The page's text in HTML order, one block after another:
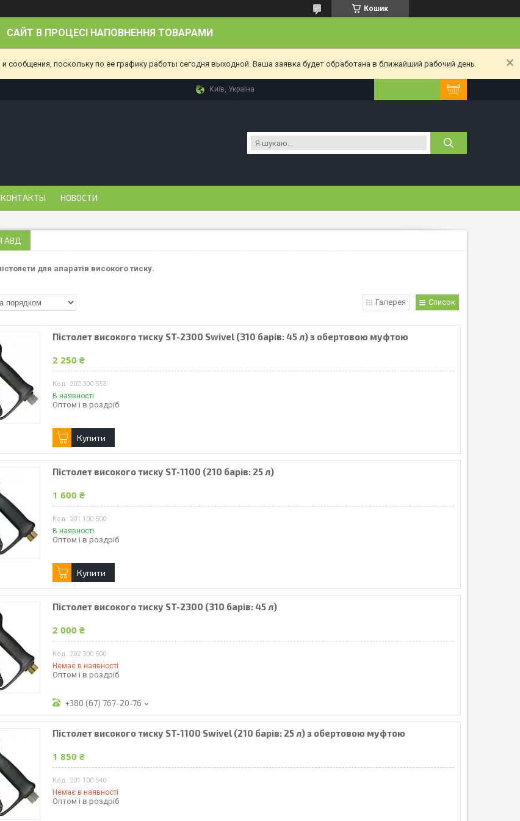
Кошик
САЙТ В ПРОЦЕСІ НАПОВНЕННЯ ТОВАРАМИ
поскольку по ее графику работы сегодня выходной. Ваша заявка будет обработана в ближайший рабочий день.
Київ, Україна
КОНТАКТЫ НОВОСТИ
АВД
для апаратів високого тиску.
Галерея Список
Пістолет високого тиску ST-2300 Swivel (310 барів: 45 л) з обертовою муфтою
2 250 ₴
202 300 553
В наявності
Оптом і в роздріб
Купити
Пістолет високого тиску ST-1100 (210 барів: 25 л)
1 600 ₴
201 100 500
В наявності
Оптом і в роздріб
Купити
Пістолет високого тиску ST-2300 (310 барів: 45 л)
2 000 ₴
202 300 500
Немає в наявності
Оптом і в роздріб
+380 (67) 767-20-76
Пістолет високого тиску ST-1100 Swivel (210 барів: 25 л) з обертовою муфтою
1 850 ₴
201 100 540
Немає в наявності
Оптом і в роздріб